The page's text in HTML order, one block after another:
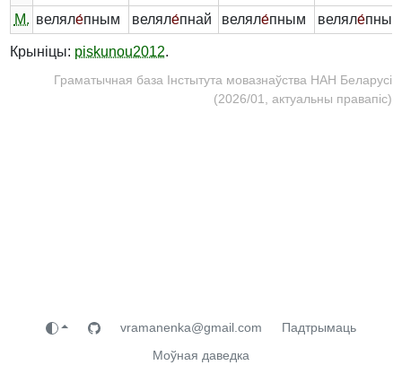
М. веляле́пным веляле́пнай веляле́пным веляле́пных
Крыніцы: piskunou2012.
Граматычная база Інстытута мовазнаўства НАН Беларусі
(2026/01, актуальны правапіс)
vramanenka@gmail.com
Падтрымаць
Моўная даведка